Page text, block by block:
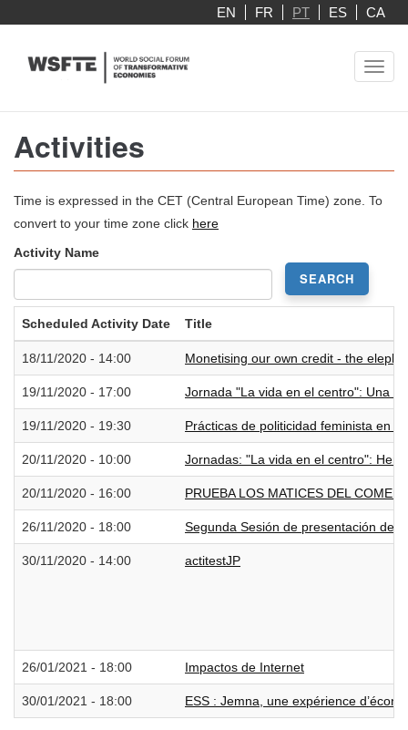
main
EN FR PT ES CA
Activities
Time is expressed in the CET (Central European Time) zone. To
convert to your time zone click here
Activity Name
SEARCH
Scheduled Activity Date Title
18/11/2020 - 14:00 Monetising our own credit - the
19/11/2020 - 17:00 Jornada "La vida en el centro": Una
19/11/2020 - 19:30 Prácticas de politicidad feminista en
20/11/2020 - 10:00 Jornadas: "La vida en el centro":
20/11/2020 - 16:00 PRUEBA LOS MATICES DEL
26/11/2020 - 18:00 Segunda Sesión de presentación de
30/11/2020 - 14:00 actitestJP
26/01/2021 - 18:00 Impactos de Internet
30/01/2021 - 18:00 ESS : Jemna, une expérience